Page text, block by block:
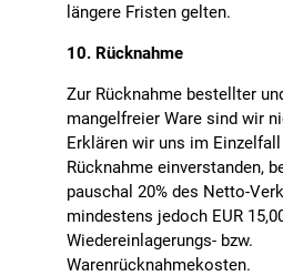
längere Fristen gelten.
10. Rücknahme
Zur Rücknahme bestellter
mangelfreier Ware sind wir
Erklären wir uns im
Rücknahme einverstanden,
pauschal 20% des Netto-
mindestens jedoch EUR
Wiedereinlagerungs- bzw.
Warenrücknahmekosten.